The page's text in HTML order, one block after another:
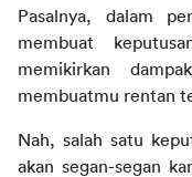
Pasalnya, dalam
membuat
memikirkan
membuatmu rentan
Nah, salah satu
akan segan-segan